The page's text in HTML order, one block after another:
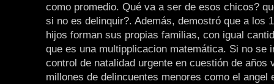
como promedio. Qué va a ser de esos chicos?
si no es delinquir?. Además, demostró que a los
hijos forman sus propias familias, con igual
que es una multipplicacion matemática. Si no se
control de natalidad urgente en cuestión de años
millones de delincuentes menores como el angel